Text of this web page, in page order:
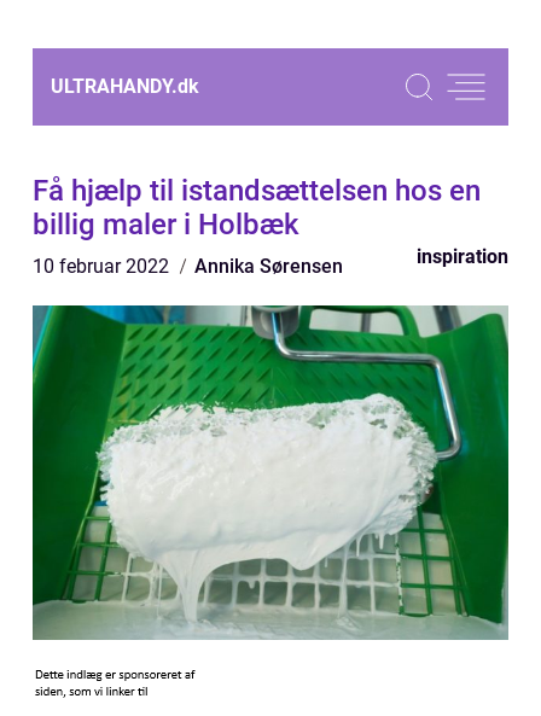
ULTRAHANDY.dk
Få hjælp til istandsættelsen hos en
billig maler i Holbæk
10 februar 2022 Annika Sørensen inspiration